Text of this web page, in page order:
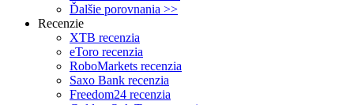
Ďalšie porovnania >>
Recenzie
XTB recenzia
eToro recenzia
RoboMarkets recenzia
Saxo Bank recenzia
Freedom24 recenzia